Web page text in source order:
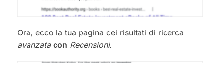
Ora, ecco la tua pagina dei risultati di ricerca
avanzata con Recensioni.